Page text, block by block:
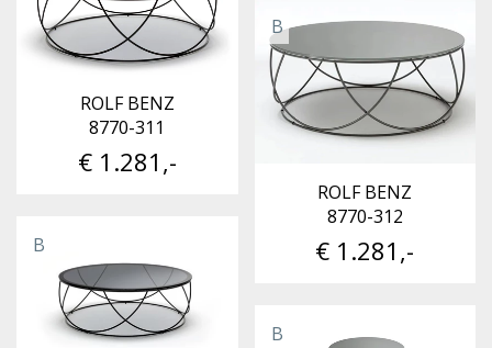
ROLF BENZ
8770-311
€ 1.281,-
B
ROLF BENZ
8770-312
€ 1.281,-
B
B